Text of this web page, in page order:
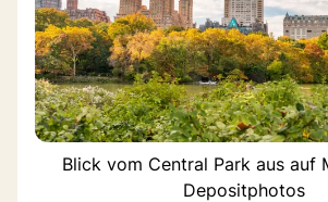
Blick vom Central Park aus auf
Depositphotos